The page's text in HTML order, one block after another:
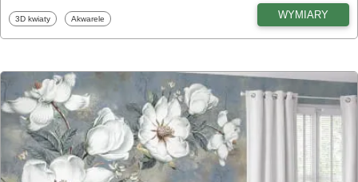
Fototapety
3D kwiaty Fototapety
Akwarele WYMIARY